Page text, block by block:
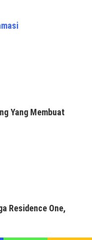
Yang Membuat
Residence One,